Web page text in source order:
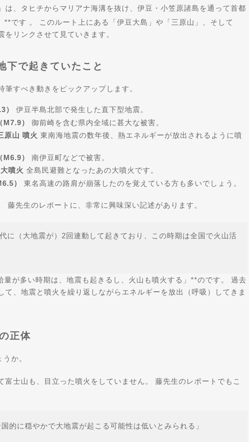
は、タヒチからマリアナ海溝を抜け、伊豆・小笠原諸島を通って首都
**です 。 このルート上にある「伊豆大島」や「三原山」、そして
をリンクさせて見ていきます。
下で起きていたこと
すべき動きをピックアップします。
）
伊豆半島北部で発生した直下型地震。
）
御前崎を含む県内全域に甚大な被害。
原山 噴火 東南海地震の数年後、熱エネルギーが放出されるように噴
）
南伊豆町などで被害。
噴火 全島民避難となったあの大噴火です。
）
東名高速の路肩が崩落したのを覚えている方も多いでしょう。
藤先生のレポートに、非常に興味深い記述があります。
に（大地震が）2回連動して起きており、この時期は全国で火山活
量が多い時期は、地震も起きるし、火山も噴火する」**のです。 過去
て、地震と噴火を繰り返しながらエネルギーを放出（呼吸）してきま
正体
か。
富士山も、目立った噴火をしていません。 藤先生のレポートでもこ
的に穏やかで大地震が起こる可能性は低いとみられる」